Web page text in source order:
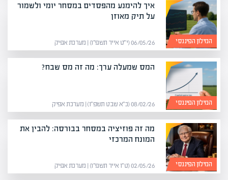
המילון הפיננסי
איך להימנע מהפסדים במסחר יומי ולשמור
על תיק מאוזן
06/05/26 (י״ט אייר תשפ״ו) | מערכת אפיק
המילון הפיננסי
המס שמעלה ערך: מה זה מס שבח?
08/02/26 (כ״א שבט תשפ״ו) | מערכת אפיק
המילון הפיננסי
מה זה פוזיציה במסחר בבורסה: להבין את
המונח המרכזי
02/05/26 (ט״ו אייר תשפ״ו) | מערכת אפיק